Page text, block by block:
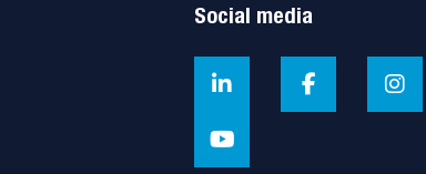
Social media